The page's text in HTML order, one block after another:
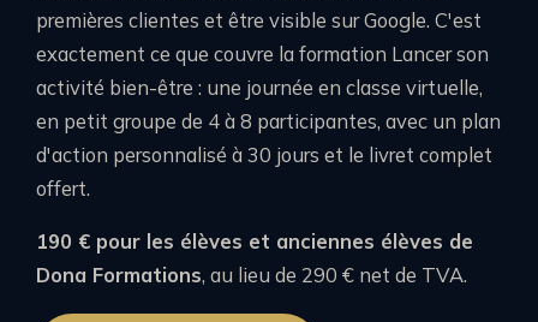
premières clientes et être visible sur Google. C'est
exactement ce que couvre la formation Lancer son
activité bien-être : une journée en classe virtuelle,
en petit groupe de 4 à 8 participantes, avec un plan
d'action personnalisé à 30 jours et le livret complet
offert.
190 € pour les élèves et anciennes élèves de
Dona Formations, au lieu de 290 € net de TVA.